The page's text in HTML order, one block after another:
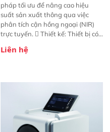
pháp tối ưu để nâng cao hiệu
suất sản xuất thông qua việc
phân tích cận hồng ngoại (NIR)
trực tuyến.  Thiết kế: Thiết bị có
hỗ trợ tản nhiệt tăng cường và đã
năng theo dõi thông số theo thời
gian thực và trực quan hóa dữ
liệu để tăng chỉ số ROI cho doanh
Liên hệ